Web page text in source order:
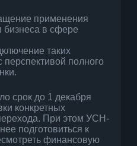
применения
в сфере
таких
полного
срок до 1 декабря
конкретных
При этом УСН-
подготовиться к
финансовую